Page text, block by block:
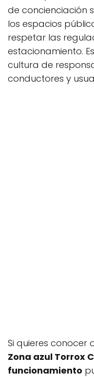
de concienciación
los espacios
respetar las
estacionamiento.
cultura de
conductores y
Si quieres conocer
Zona azul Torrox
funcionamiento